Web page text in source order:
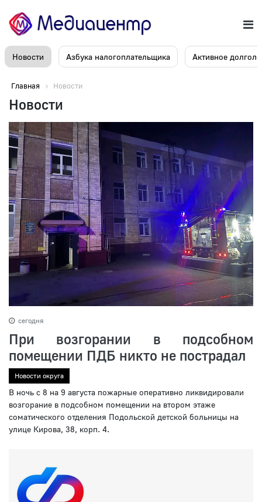
Новости Азбука налогоплательщика Активное
Главная Новости
Новости
сегодня
При возгорании в подсобном
помещении ПДБ никто не пострадал
Новости округа
В ночь с 8 на 9 августа пожарные оперативно ликвидировали
возгорание в подсобном помещении на втором этаже
соматического отделения Подольской детской больницы на
улице Кирова, 38, корп. 4.